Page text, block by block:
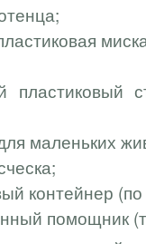
пластиковый
маленьких
контейнер
помощник